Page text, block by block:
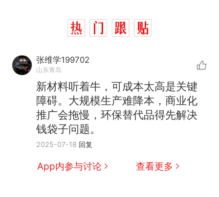
张维学199702
山东青岛
新材料听着牛，可成本太高是关键
障碍。大规模生产难降本，商业化
推广会拖慢，环保替代品得先解决
钱袋子问题。
2025-07-18 回复
App内参与讨论 查看更多
热
那个在床头放菜刀的女孩，
因老师一句“跟我回家”改写了
人生
新 搬家报价570元，搬到楼下